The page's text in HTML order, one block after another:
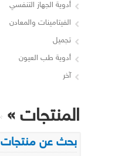
أدوية الجهاز التنفسي
الفيتامينات والمعادن
تجميل
أدوية طب العيون
آخر
المنتجات »
بحث عن منتجات